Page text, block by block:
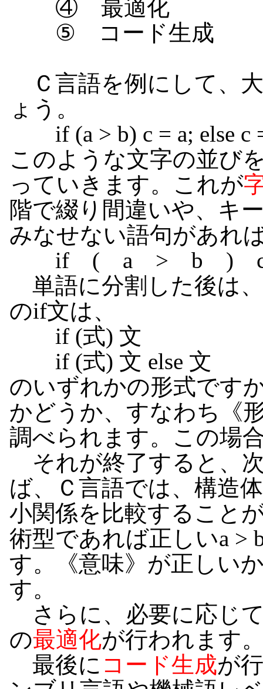
④ 最適化
⑤ コード生成
Ｃ言語を例にして、
ょう。
if (a > b) c = a; else c
このような文字の並び
っていきます。これが
階で綴り間違いや、キ
みなせない語句があれ
if ( a > b ) c
単語に分割した後は、
のif文は、
if (式) 文
if (式) 文 else 文
のいずれかの形式です
かどうか、すなわち《
調べられます。この場
それが終了すると、
ば、Ｃ言語では、構造
小関係を比較すること
術型であれば正しいa >
す。《意味》が正しい
す。
さらに、必要に応じ
の最適化が行われます
最後に コード生成が